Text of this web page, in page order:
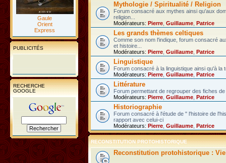
Gaule
Orient
Express
PUBLICITÉS
RECHERCHE
GOOGLE
Mythologie / Spiritualité / Religion
Forum consacré aux mythes ainsi qu'aux
religion...
Modérateurs: Pierre Guillaume Patrice
Les grands thèmes celtiques
Comme son nom l'indique, forum consacré
et histoire...
Modérateurs: Pierre Guillaume Patrice
Linguistique
Forum consacré à la linguistique ainsi qu'à la
Modérateurs: Pierre Guillaume Patrice
Littérature
Forum permettant de regrouper des fiches
Modérateurs: Pierre Guillaume Patrice
Historiographie
Forum consacré à l'étude de " l'histoire de
rapport avec celui-ci
Modérateurs: Pierre Guillaume Patrice
RECONSTITUTION PROTOHISTORIQUE
Reconstitution protohistorique :